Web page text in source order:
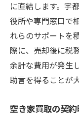
に直結します。宇
役所や専門窓口で
れらのサポートを
際に、売却後に税
余計な費用が発生
助言を得ることが
空き家買取の契